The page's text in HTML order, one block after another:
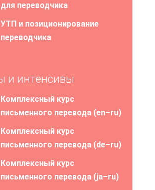
для переводчика
УТП и позиционирование
переводчика
и интенсивы
Комплексный курс
письменного перевода (en–ru)
Комплексный курс
письменного перевода (de–ru)
Комплексный курс
письменного перевода (ja–ru)